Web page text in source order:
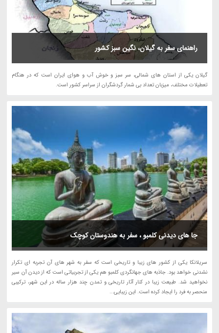
راهنمای سفر به گیلان، نگین سبز کشور
گیلان یکی از استان های شمالی، سر سبز و خوش آب و هوای ایران است که در هنگام
تعطیلات مختلف، میزبان تعداد بی شمار گردشگران از سراسر کشور است.
جا های دیدنی کلمبو ، سفر به هندوستان کوچک
سریلانکا یکی از کشور های زیبا و تاریخی است که سفر به شهر های آن تجربه ای تکرار
نشدنی خواهد بود. جاذبه های جهانگردی کلمبو هم یکی از تجربیاتی است که از دیدن آن سیر
نخواهید شد. طبیعت زیبا در کنار آثار تاریخی و تمدن چند هزار ساله در این شهر، ترکیبی
منحصر به فرد را ایجاد کرده است. این زیبایی...